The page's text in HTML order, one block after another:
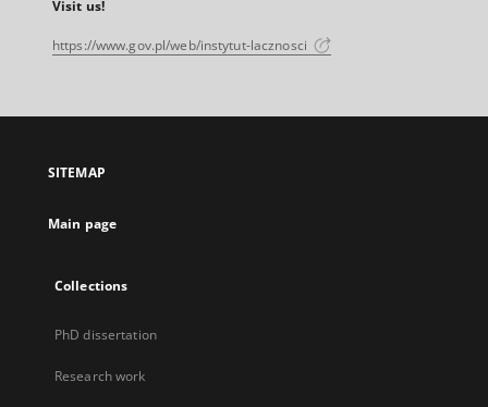
Visit us!
https://www.gov.pl/web/instytut-lacznosci
SITEMAP
Main page
Collections
PhD dissertation
Research work